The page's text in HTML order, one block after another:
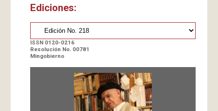
Ediciones:
ISSN 0120-0216
Resolución No. 00781
Mingobierno